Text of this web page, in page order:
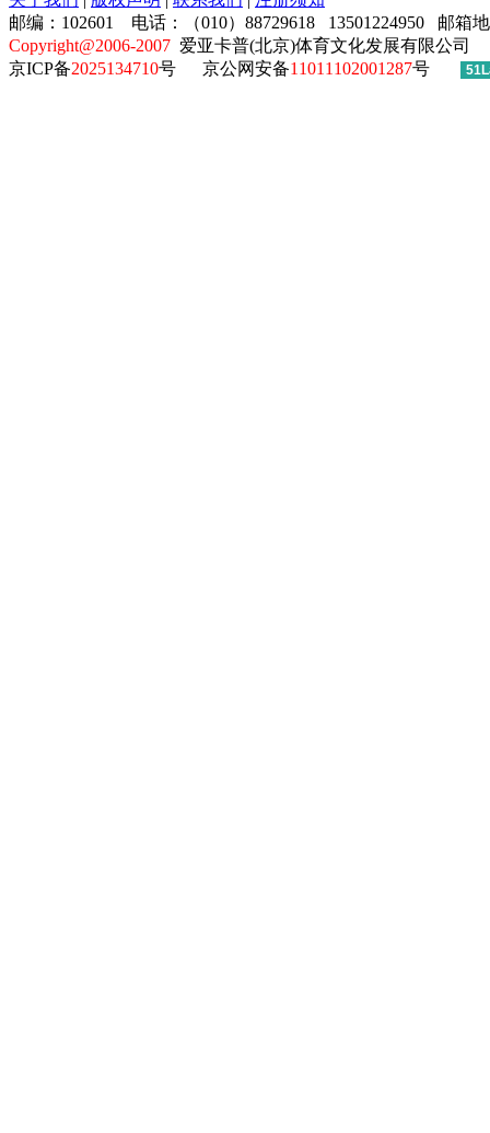
邮编：102601 电话：（010）88729618 13501224950 邮箱
Copyright@2006-2007 爱亚卡普(北京)体育文化发展有限公司
京ICP备2025134710号 京公网安备11011102001287号